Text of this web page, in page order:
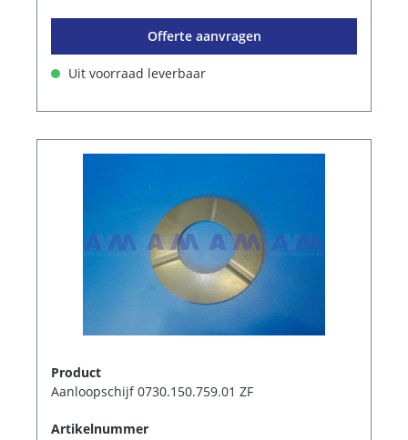
Offerte aanvragen
Uit voorraad leverbaar
Product
Aanloopschijf 0730.150.759.01 ZF
Artikelnummer